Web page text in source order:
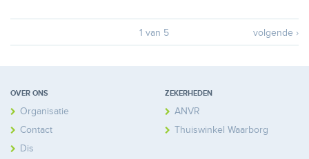
1 van 5 volgende ›
OVER ONS
Organisatie
Contact
Disclaimer
ZEKERHEDEN
ANVR
Thuiswinkel Waarborg